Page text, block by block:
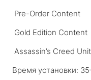
Pre-Order Content
Gold Edition Content
Assassin’s Creed
Время установки: